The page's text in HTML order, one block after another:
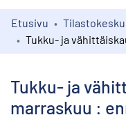
Kokoelmat
Etusivu
Tukku- ja
marraskuu :